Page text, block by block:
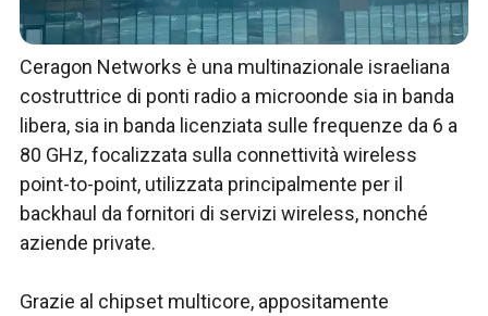
Ceragon Networks è una multinazionale israeliana
costruttrice di ponti radio a microonde sia in banda
libera, sia in banda licenziata sulle frequenze da 6 a
80 GHz, focalizzata sulla connettività wireless
point-to-point, utilizzata principalmente per il
backhaul da fornitori di servizi wireless, nonché
aziende private.
Grazie al chipset multicore, appositamente